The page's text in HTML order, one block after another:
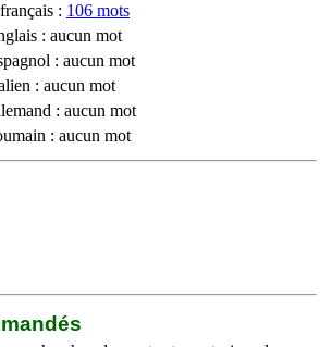
: 106 mots
: aucun mot
: aucun mot
: aucun mot
: aucun mot
: aucun mot